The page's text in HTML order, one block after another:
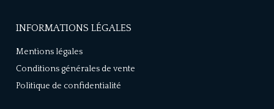
INFORMATIONS LÉGALES
Mentions légales
Conditions générales de vente
Politique de confidentialité